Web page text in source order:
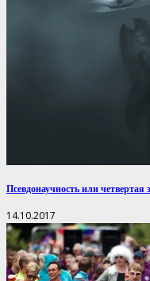
Псевдонаучность или четвертая
14.10.2017